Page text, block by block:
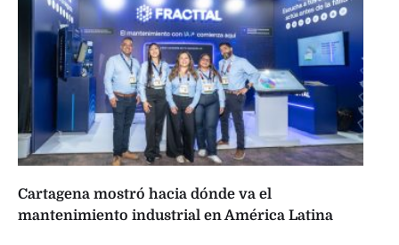
Cartagena mostró hacia dónde va el
mantenimiento industrial en América Latina